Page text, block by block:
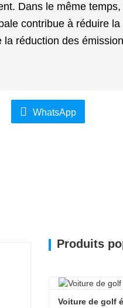
Dans le même temps,
contribue à réduire
réduction des
WhatsApp
Produits
Voiture de golf